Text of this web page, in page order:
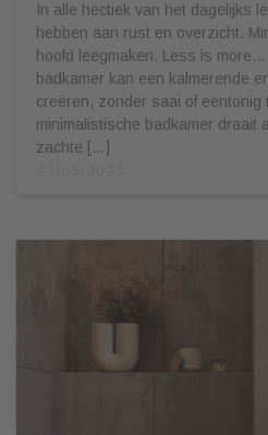
In alle hectiek van het dagelijks
hebben aan rust en overzicht.
hoofd leegmaken. Less is
badkamer kan een kalmerende
creëren, zonder saai of eentonig
minimalistische badkamer draait
zachte […]